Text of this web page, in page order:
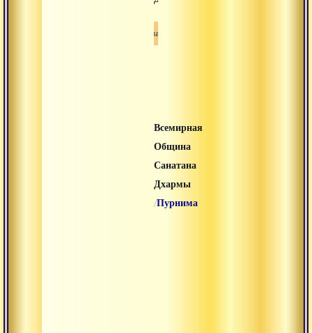
Санатана дхарма
Всемирная
Община
Санатана
Дхармы
/Пурнима